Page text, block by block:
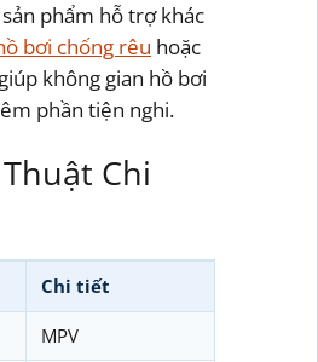
phẩm hỗ trợ khác
bơi chống rêu hoặc
giúp không gian hồ bơi
phần tiện nghi.
Chi
Chi tiết
MPV